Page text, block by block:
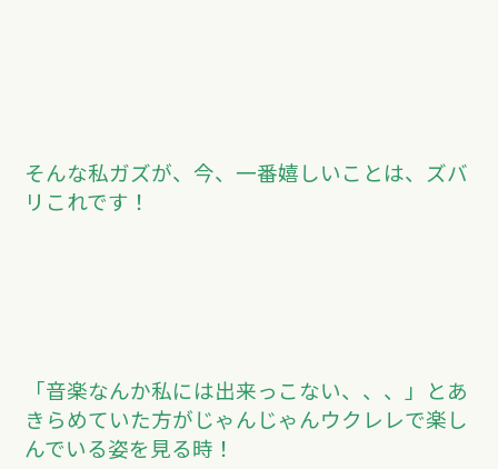
そんな私ガズが、今、一番嬉しいことは、ズバ
リこれです！
「音楽なんか私には出来っこない、、、」とあ
きらめていた方がじゃんじゃんウクレレで楽し
んでいる姿を見る時！